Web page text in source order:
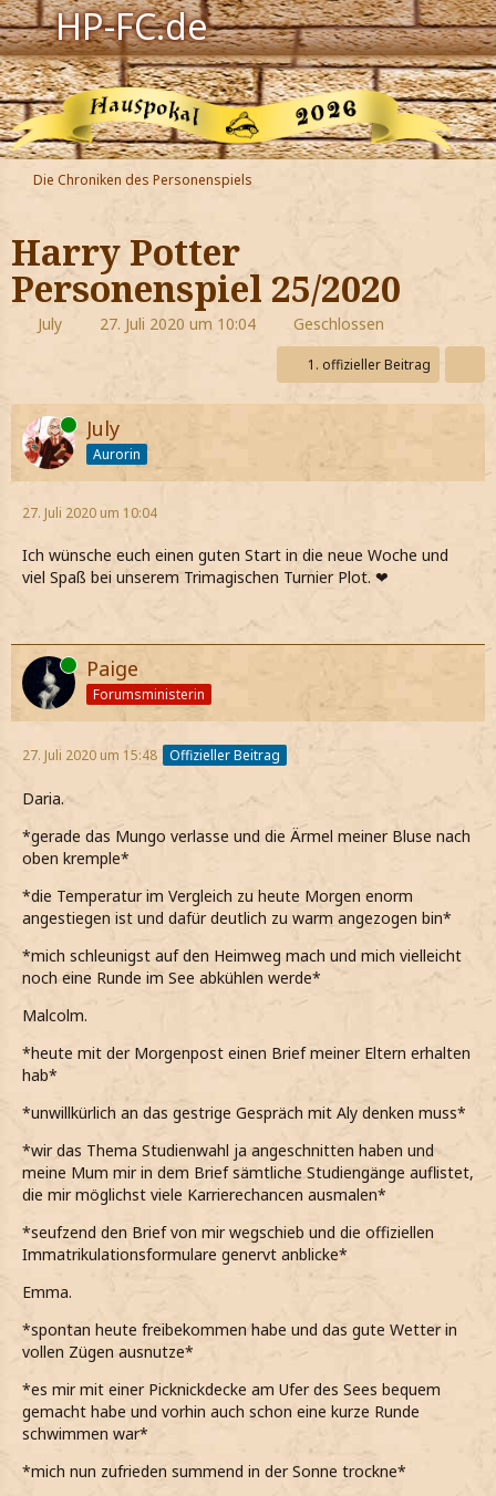
HP-FC.de
Navigation
Harry Potter
Der HP-FC
Hogwarts
Zauberwelt
Willkommen
Jetzt Fanclub-Mitglied werden!
Die Chroniken des Personenspiels
Harry Potter
Personenspiel 25/2020
July 27. Juli 2020 um 10:04 Geschlossen
1. offizieller Beitrag
Online July
Aurorin
27. Juli 2020 um 10:04
Ich wünsche euch einen guten Start in die neue Woche und
viel Spaß bei unserem Trimagischen Turnier Plot. ❤
Online Paige
Forumsministerin
27. Juli 2020 um 15:48 Offizieller Beitrag
Daria.
*gerade das Mungo verlasse und die Ärmel meiner Bluse nach
oben kremple*
*die Temperatur im Vergleich zu heute Morgen enorm
angestiegen ist und dafür deutlich zu warm angezogen bin*
*mich schleunigst auf den Heimweg mach und mich vielleicht
noch eine Runde im See abkühlen werde*
Malcolm.
*heute mit der Morgenpost einen Brief meiner Eltern erhalten
hab*
*unwillkürlich an das gestrige Gespräch mit Aly denken muss*
*wir das Thema Studienwahl ja angeschnitten haben und
meine Mum mir in dem Brief sämtliche Studiengänge auflistet,
die mir möglichst viele Karrierechancen ausmalen*
*seufzend den Brief von mir wegschieb und die offiziellen
Immatrikulationsformulare genervt anblicke*
Emma.
*spontan heute freibekommen habe und das gute Wetter in
vollen Zügen ausnutze*
*es mir mit einer Picknickdecke am Ufer des Sees bequem
gemacht habe und vorhin auch schon eine kurze Runde
schwimmen war*
*mich nun zufrieden summend in der Sonne trockne*